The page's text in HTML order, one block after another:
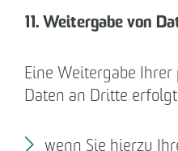
11. Weitergabe von
Eine Weitergabe
Daten an Dritte
wenn Sie hierzu